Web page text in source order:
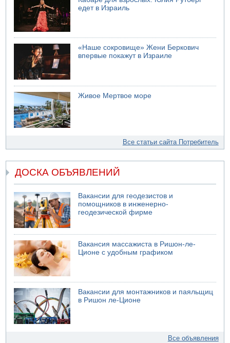
едет в Израиль
«Наше сокровище» Жени Беркович
впервые покажут в Израиле
Живое Мертвое море
Все статьи сайта Потребитель
ДОСКА ОБЪЯВЛЕНИЙ
Вакансии для геодезистов и
помощников в инженерно-
геодезической фирме
Вакансия массажиста в Ришон-ле-
Ционе с удобным графиком
Вакансии для монтажников и паяльщиц
в Ришон ле-Ционе
Все объявления